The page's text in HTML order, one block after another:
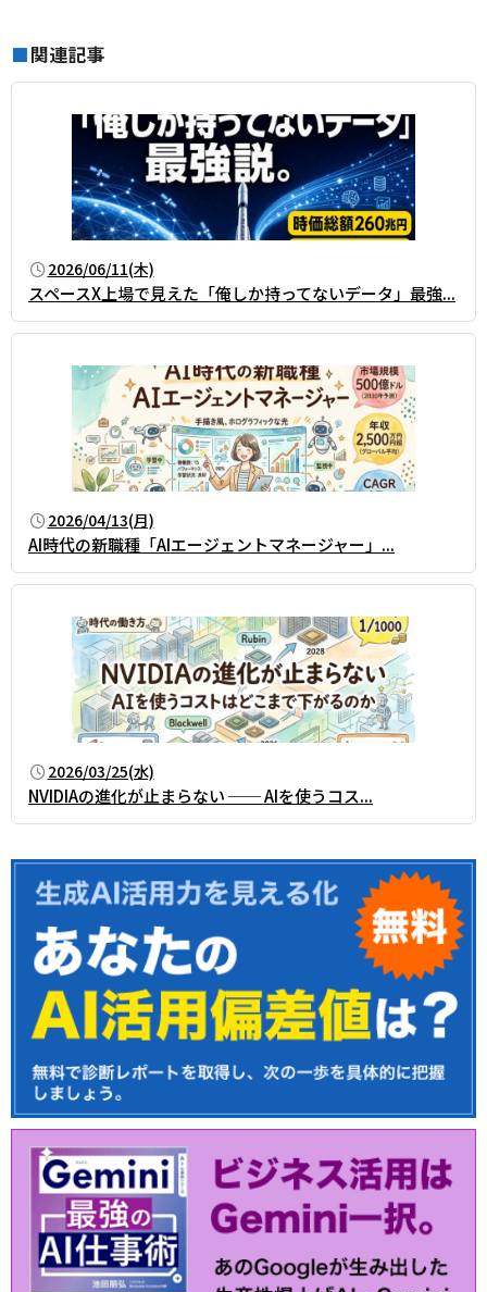
■関連記事
2026/06/11(木)
スペースX上場で見えた「俺しか持ってないデータ」最強...
2026/04/13(月)
AI時代の新職種「AIエージェントマネージャー」――...
2026/03/25(水)
NVIDIAの進化が止まらない ── AIを使うコス...